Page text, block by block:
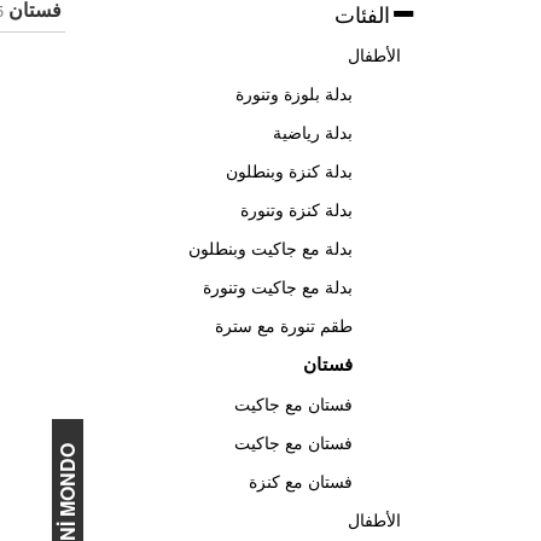
الفئات
الأطفال
بدلة بلوزة وتنورة
بدلة رياضية
بدلة كنزة وبنطلون
بدلة كنزة وتنورة
بدلة مع جاكيت وبنطلون
بدلة مع جاكيت وتنورة
طقم تنورة مع سترة
فستان
فستان مع جاكيت
فستان مع جاكيت
فستان مع كنزة
الأطفال
فستان
MİNİ MONDO